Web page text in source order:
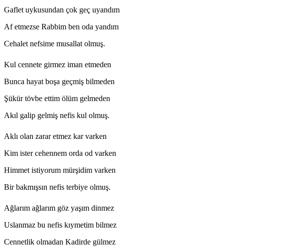
Gaflet uykusundan çok geç uyandım
Af etmezse Rabbim ben oda yandım
Cehalet nefsime musallat olmuş.
Kul cennete girmez iman etmeden
Bunca hayat boşa geçmiş bilmeden
Şükür tövbe ettim ölüm gelmeden
Akıl galip gelmiş nefis kul olmuş.
Aklı olan zarar etmez kar varken
Kim ister cehennem orda od varken
Himmet istiyorum mürşidim varken
Bir bakmışsın nefis terbiye olmuş.
Ağlarım ağlarım göz yaşım dinmez
Uslanmaz bu nefis kıymetim bilmez
Cennetlik olmadan Kadirde gülmez